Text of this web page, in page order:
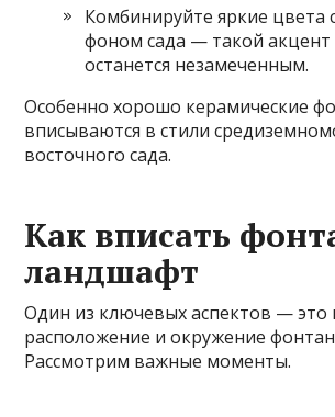
Комбинируйте яркие цвета
фоном сада — такой акцент
останется незамеченным.
Особенно хорошо керамические
вписываются в стили
восточного сада.
Как вписать
ландшафт
Один из ключевых аспектов — это
расположение и окружение
Рассмотрим важные моменты.